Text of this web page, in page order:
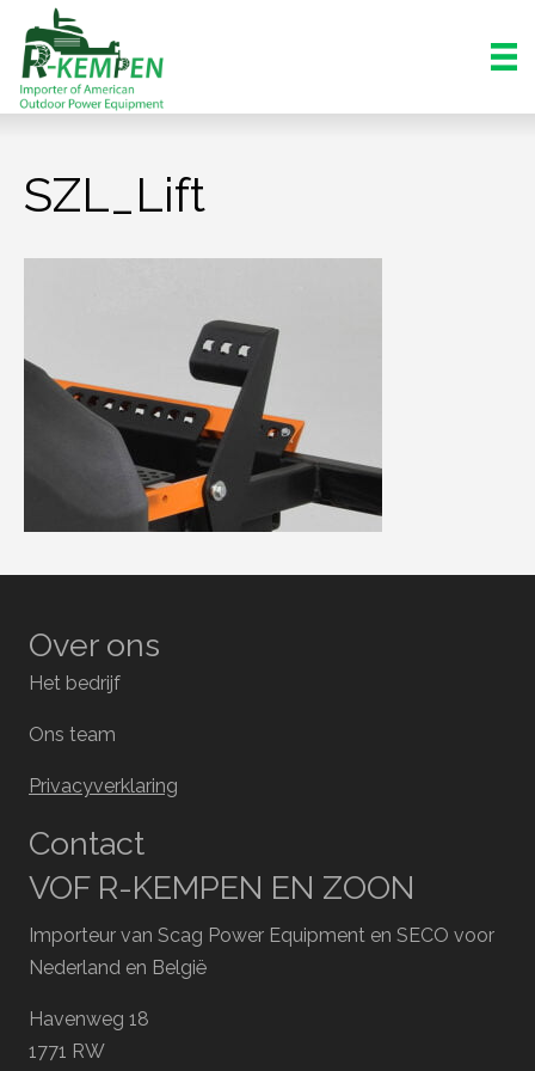
SZL_Lift
Over ons
Het bedrijf
Ons team
Privacyverklaring
Contact
VOF R-KEMPEN EN ZOON
Importeur van Scag Power Equipment en SECO voor
Nederland en België
Havenweg 18
1771 RW